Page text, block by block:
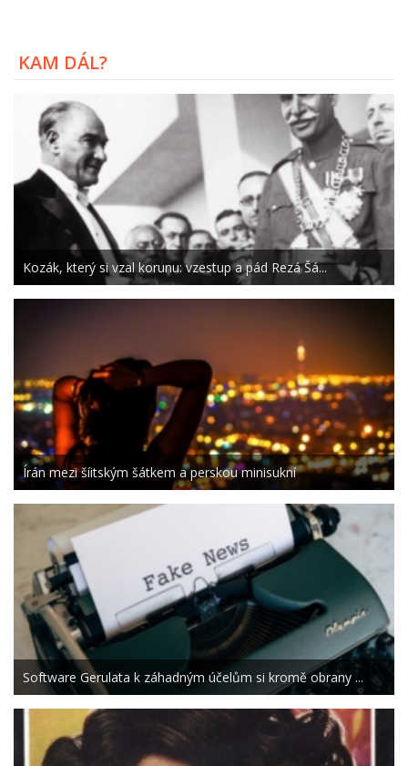
KAM DÁL?
Kozák, který si vzal korunu: vzestup a pád Rezá Šá...
Írán mezi šíitským šátkem a perskou minisukní
Software Gerulata k záhadným účelům si kromě obrany ...